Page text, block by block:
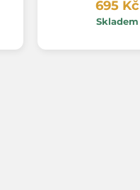
695 Kč
Skladem